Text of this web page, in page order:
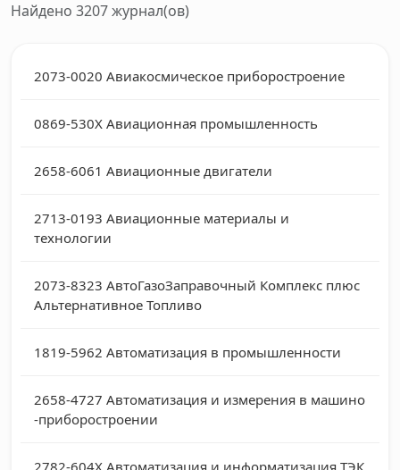
Найдено 3207 журнал(ов)
2073-0020 Авиакосмическое приборостроение
0869-530X Авиационная промышленность
2658-6061 Авиационные двигатели
2713-0193 Авиационные материалы и
технологии
2073-8323 АвтоГазоЗаправочный Комплекс плюс
Альтернативное Топливо
1819-5962 Автоматизация в промышленности
2658-4727 Автоматизация и измерения в машино
-приборостроении
2782-604X Автоматизация и информатизация ТЭК